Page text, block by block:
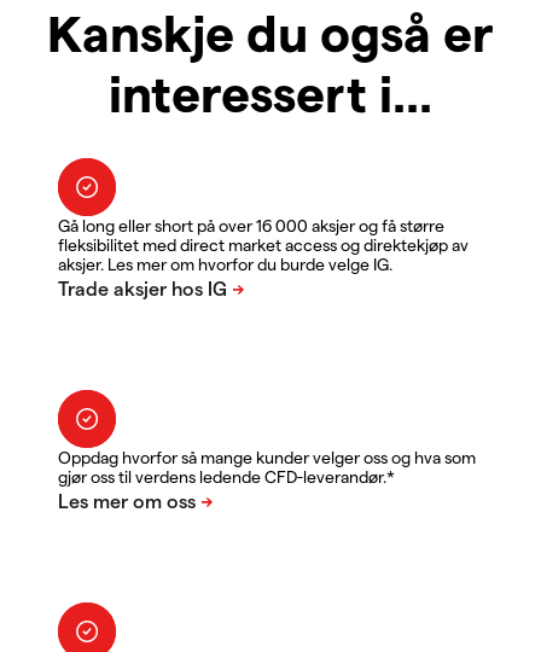
Kanskje du også er
interessert i...
Gå long eller short på over 16 000 aksjer og få større
fleksibilitet med direct market access og direktekjøp av
aksjer. Les mer om hvorfor du burde velge IG.
Oppdag hvorfor så mange kunder velger oss og hva som
gjør oss til verdens ledende CFD-leverandør.*